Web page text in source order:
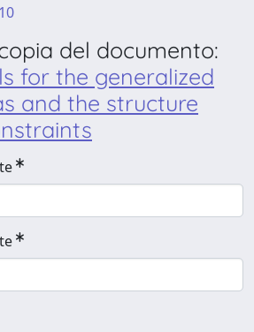
del documento:
for the generalized
and the structure